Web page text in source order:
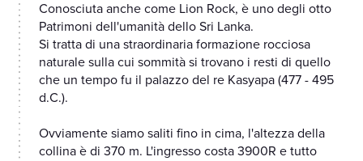
Conosciuta anche come Lion Rock, è uno degli otto
Patrimoni dell'umanità dello Sri Lanka.
Si tratta di una straordinaria formazione rocciosa
naturale sulla cui sommità si trovano i resti di quello
che un tempo fu il palazzo del re Kasyapa (477 - 495
d.C.).
Ovviamente siamo saliti fino in cima, l'altezza della
collina è di 370 m. L'ingresso costa 3900R e tutto